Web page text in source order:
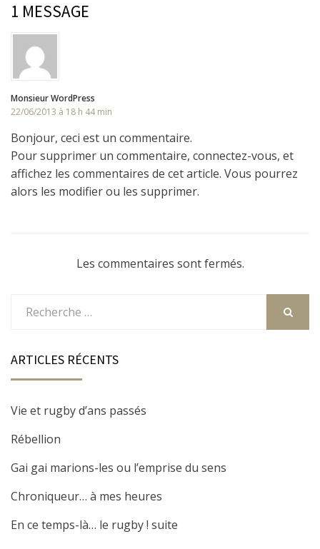
1 MESSAGE
Monsieur WordPress
22/06/2013 à 18 h 44 min
Bonjour, ceci est un commentaire.
Pour supprimer un commentaire, connectez-vous, et
affichez les commentaires de cet article. Vous pourrez
alors les modifier ou les supprimer.
Les commentaires sont fermés.
ARTICLES RÉCENTS
Vie et rugby d’ans passés
Rébellion
Gai gai marions-les ou l’emprise du sens
Chroniqueur… à mes heures
En ce temps-là… le rugby ! suite